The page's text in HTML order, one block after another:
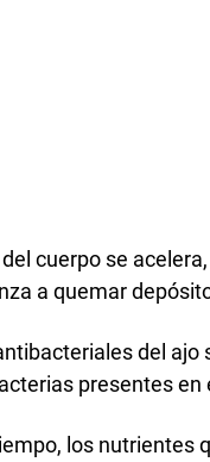
cuerpo se
a quemar
del ajo
presentes
los nutrientes